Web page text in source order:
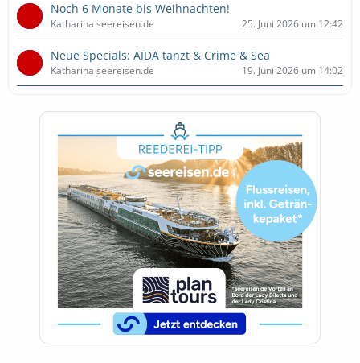
Noch 6 Monate bis Weihnachten!
Katharina seereisen.de 25. Juni 2026 um 12:42
Neue Specials: AIDA tanzt & Crime & Sea
Katharina seereisen.de 19. Juni 2026 um 14:02